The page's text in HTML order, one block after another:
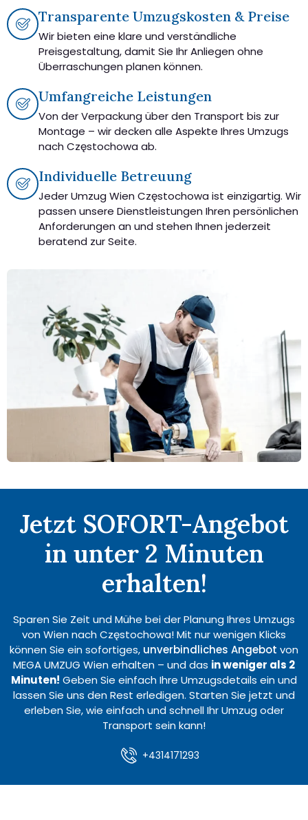
Transparente Umzugskosten & Preise
Wir bieten eine klare und verständliche
Preisgestaltung, damit Sie Ihr Anliegen ohne
Überraschungen planen können.
Umfangreiche Leistungen
Von der Verpackung über den Transport bis zur
Montage – wir decken alle Aspekte Ihres Umzugs
nach Częstochowa ab.
Individuelle Betreuung
Jeder Umzug Wien Częstochowa ist einzigartig. Wir
passen unsere Dienstleistungen Ihren persönlichen
Anforderungen an und stehen Ihnen jederzeit
beratend zur Seite.
Jetzt SOFORT-Angebot
in unter 2 Minuten
erhalten!
Sparen Sie Zeit und Mühe bei der Planung Ihres Umzugs
von Wien nach Częstochowa! Mit nur wenigen Klicks
können Sie ein sofortiges, unverbindliches Angebot von
MEGA UMZUG Wien erhalten – und das in weniger als 2
Minuten! Geben Sie einfach Ihre Umzugsdetails ein und
lassen Sie uns den Rest erledigen. Starten Sie jetzt und
erleben Sie, wie einfach und schnell Ihr Umzug oder
Transport sein kann!
+4314171293